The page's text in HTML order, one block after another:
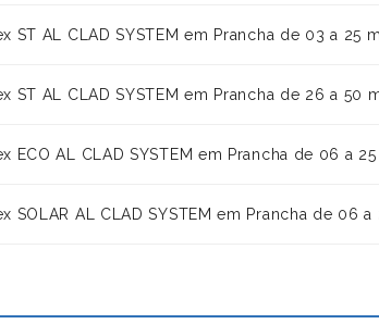
ST AL CLAD SYSTEM em Prancha de 03 a 25
ST AL CLAD SYSTEM em Prancha de 26 a 50
ECO AL CLAD SYSTEM em Prancha de 06 a
SOLAR AL CLAD SYSTEM em Prancha de 06